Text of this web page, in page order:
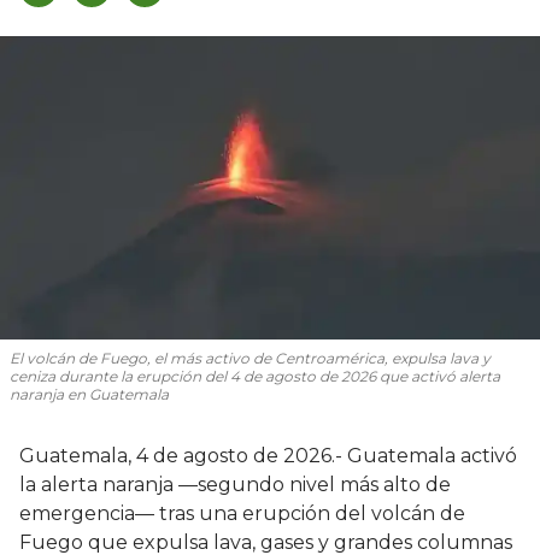
El volcán de Fuego, el más activo de Centroamérica, expulsa lava y
ceniza durante la erupción del 4 de agosto de 2026 que activó alerta
naranja en Guatemala
Guatemala, 4 de agosto de 2026.- Guatemala activó
la alerta naranja —segundo nivel más alto de
emergencia— tras una erupción del volcán de
Fuego que expulsa lava, gases y grandes columnas